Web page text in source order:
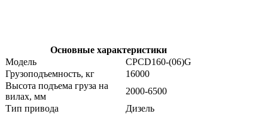
Основные характеристики
Модель
CPCD160-(06)G
Грузоподъемность, кг
16000
Высота подъема груза на
вилах, мм
2000-6500
Тип привода
Дизель